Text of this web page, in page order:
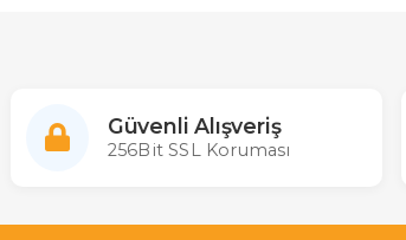
Güvenli Alışveriş
256Bit SSL Koruması